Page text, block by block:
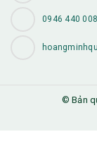
0946 440 008
© Bản